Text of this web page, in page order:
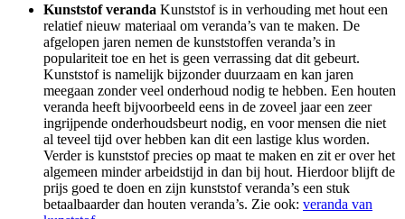
Kunststof veranda Kunststof is in verhouding met hout een
relatief nieuw materiaal om veranda’s van te maken. De
afgelopen jaren nemen de kunststoffen veranda’s in
populariteit toe en het is geen verrassing dat dit gebeurt.
Kunststof is namelijk bijzonder duurzaam en kan jaren
meegaan zonder veel onderhoud nodig te hebben. Een houten
veranda heeft bijvoorbeeld eens in de zoveel jaar een zeer
ingrijpende onderhoudsbeurt nodig, en voor mensen die niet
al teveel tijd over hebben kan dit een lastige klus worden.
Verder is kunststof precies op maat te maken en zit er over het
algemeen minder arbeidstijd in dan bij hout. Hierdoor blijft de
prijs goed te doen en zijn kunststof veranda’s een stuk
betaalbaarder dan houten veranda’s. Zie ook: veranda van